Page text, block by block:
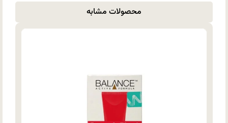
محصولات مشابه